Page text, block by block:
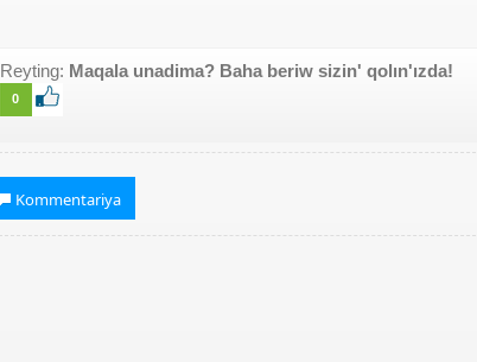
Reyting: Maqala unadima? Baha beriw sizin' qolın'ızda!
0
Kommentariya